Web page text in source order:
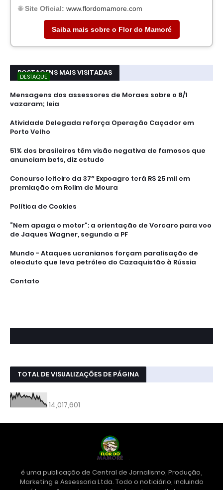
🌐Site Oficial: www.flordomamore.com
Saiba mais sobre o Flor do Mamoré
POSTAGENS MAIS VISITADAS
DESTAQUE
Mensagens dos assessores de Moraes sobre o 8/1
vazaram; leia
Atividade Delegada reforça Operação Caçador em
Porto Velho
51% dos brasileiros têm visão negativa de famosos que
anunciam bets, diz estudo
Concurso leiteiro da 37ª Expoagro terá R$ 25 mil em
premiação em Rolim de Moura
Política de Cookies
“Nem apaga o motor”: a orientação de Vorcaro para voo
de Jaques Wagner, segundo a PF
Mundo - Ataques ucranianos forçam paralisação de
oleoduto que leva petróleo do Cazaquistão à Rússia
Contato
TOTAL DE VISUALIZAÇÕES DE PÁGINA
14,017,601
é uma publicação de Central de Jornalismo, Produção,
Marketing e Assessoria Ltda. Todo o noticiário, incluindo